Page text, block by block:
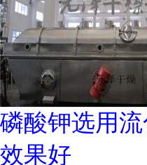
磷酸钾选用
效果好